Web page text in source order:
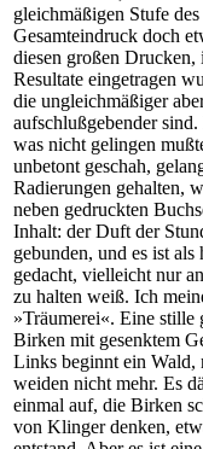
gleichmäßigen Stufe
Gesamteindruck doch
diesen großen
Resultate eingetragen
die ungleichmäßiger
aufschlußgebender
was nicht gelingen
unbetont geschah,
Radierungen gehalten,
neben gedruckten
Inhalt: der Duft der
gebunden, und es ist
gedacht, vielleicht nur
zu halten weiß. Ich
»Träumerei«. Eine stille
Birken mit gesenktem
Links beginnt ein Wald,
weiden nicht mehr. Es
einmal auf, die Birken
von Klinger denken,